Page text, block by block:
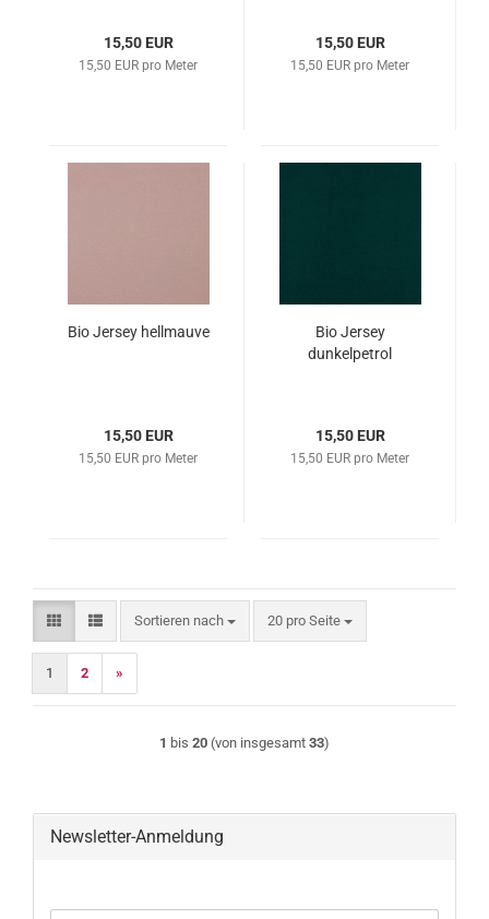
15,50 EUR
15,50 EUR pro Meter
15,50 EUR
15,50 EUR pro Meter
Bio Jersey hellmauve
15,50 EUR
15,50 EUR pro Meter
Bio Jersey
dunkelpetrol
15,50 EUR
15,50 EUR pro Meter
Sortieren nach
Sortieren nach 20 pro Seite
pro Seite
1 2 »
1 bis 20 (von insgesamt 33)
Newsletter-Anmeldung